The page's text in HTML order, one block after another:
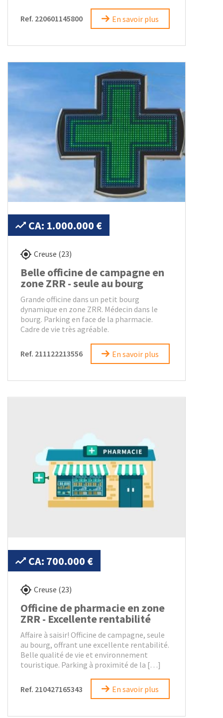
Ref. 220601145800 En savoir plus
CA: 1.000.000 €
Creuse (23)
Belle officine de campagne en
zone ZRR - seule au bourg
Grande officine dans un petit bourg
dynamique en zone ZRR. Médecin dans le
bourg. Parking en face de la pharmacie.
Cadre de vie très agréable.
Ref. 211122213556 En savoir plus
CA: 700.000 €
Creuse (23)
Officine de pharmacie en zone
ZRR - Excellente rentabilité
Affaire à saisir! Officine de campagne, seule
au bourg, offrant une excellente rentabilité.
Belle qualité de vie et environnement
touristique. Parking à proximité de la […]
Ref. 210427165343 En savoir plus